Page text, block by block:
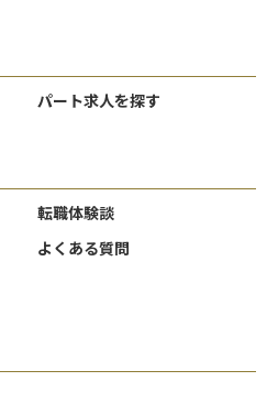
パート求人を探す
転職体験談
よくある質問